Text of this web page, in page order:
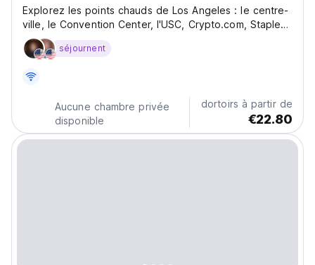
Explorez les points chauds de Los Angeles : le centre-
ville, le Convention Center, l'USC, Crypto.com, Staples
et bien plus encore, tous à portée de Burlington
Hostel. séjournent
Aucune chambre privée
disponible
dortoirs à partir de
€22.80